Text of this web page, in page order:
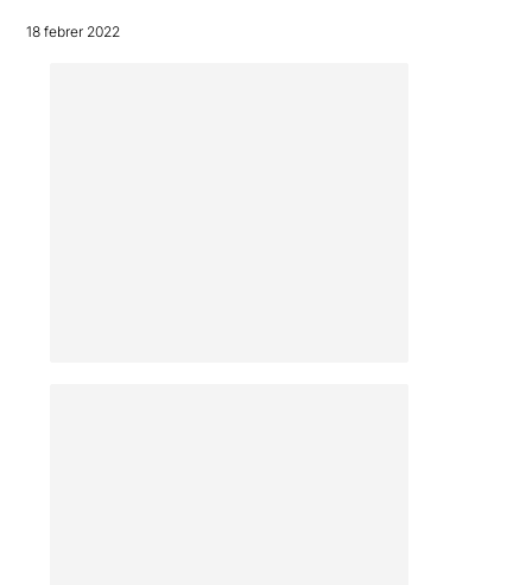
18 febrer 2022